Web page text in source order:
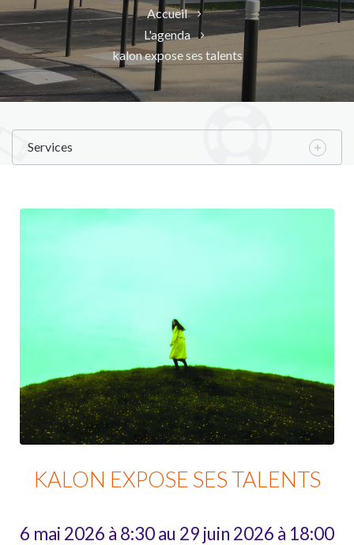
Accueil
L'agenda
kalon expose ses talents
Services
KALON EXPOSE SES TALENTS
6 mai 2026 à 8:30 au 29 juin 2026 à 18:00